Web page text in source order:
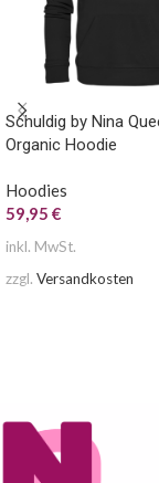
Schuldig by Nina
Organic Hoodie
Hoodies
59,95 €
inkl. MwSt.
zzgl. Versandkosten